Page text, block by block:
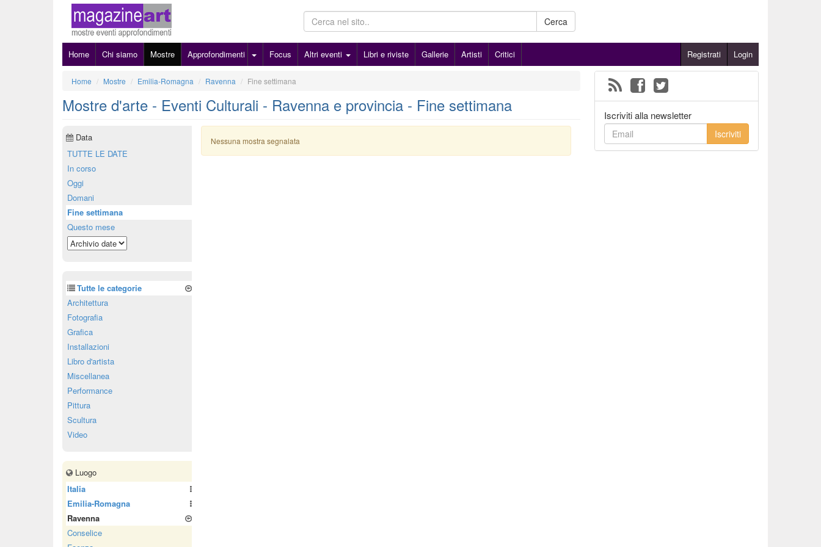
Cerca
Home Chi siamo Mostre Approfondimenti Focus Altri eventi Libri e riviste Gallerie Artisti Critici Registrati Login
Home Mostre Emilia-Romagna Ravenna Fine settimana
Mostre d'arte - Eventi Culturali - Ravenna e provincia - Fine settimana
Nessuna mostra segnalata
Data
TUTTE LE DATE
In corso
Oggi
Domani
Fine settimana
Questo mese
Tutte le categorie
Architettura
Fotografia
Grafica
Installazioni
Libro d'artista
Miscellanea
Performance
Pittura
Scultura
Video
Luogo
Italia
Emilia-Romagna
Ravenna
Conselice
Iscriviti alla newsletter
Iscriviti